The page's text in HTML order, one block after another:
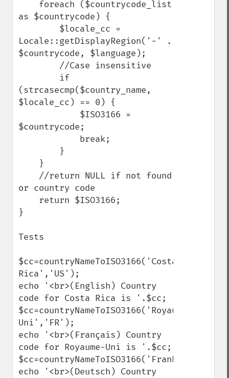
as $countrycode) {
Locale::getDisplayRegion('-' .
$countrycode, $language);
(strcasecmp($country_name,
$locale_cc) == 0) {
$countrycode;
or country code
}
Tests
$cc=countryNameToISO3166('Costa
Rica','US');
echo '<br>(English) Country
code for Costa Rica is '.$cc;
$cc=countryNameToISO3166('Royaume-
Uni','FR');
echo '<br>(Français) Country
code for Royaume-Uni is '.$cc;
echo '<br>(Deutsch) Country